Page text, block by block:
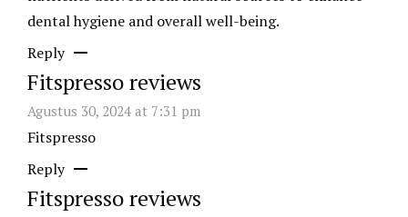
dental hygiene and overall well-being.
Reply
Fitspresso reviews
Agustus 30, 2024 at 7:31 pm
Fitspresso
Reply
Fitspresso reviews